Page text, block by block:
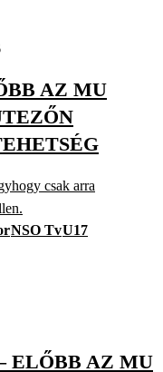
AZ MU
csak arra
NSO TvU17
ELŐBB AZ MU